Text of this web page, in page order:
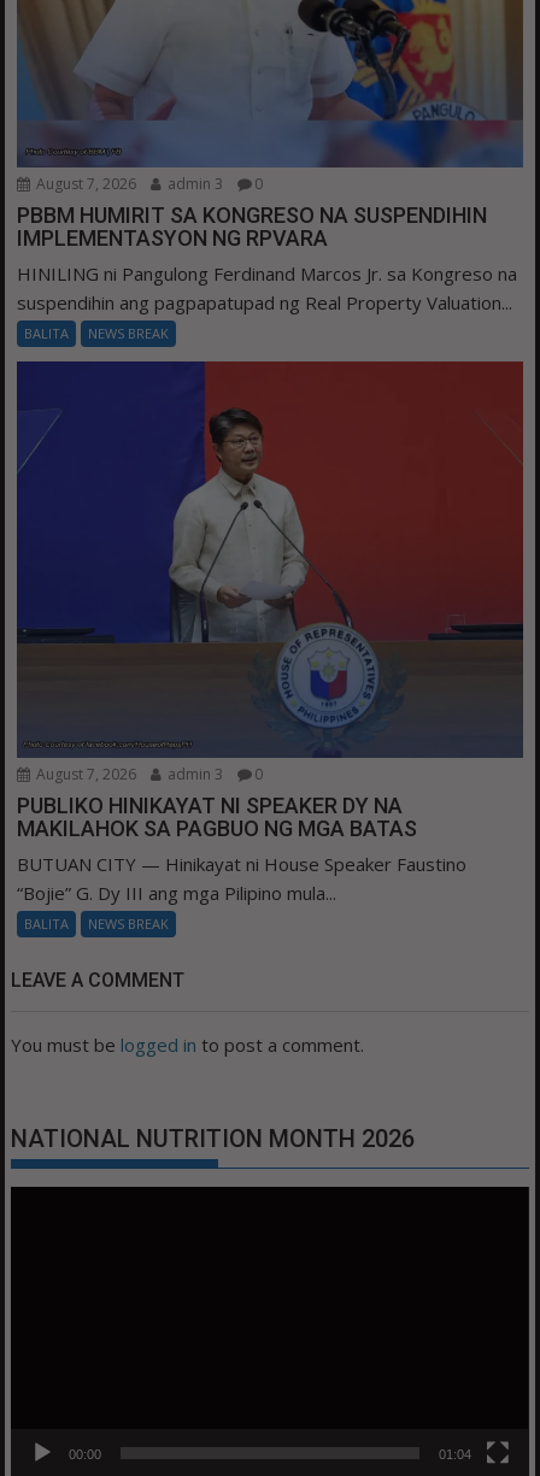
August 7, 2026 admin 3 0
PBBM HUMIRIT SA KONGRESO NA SUSPENDIHIN
IMPLEMENTASYON NG RPVARA
HINILING ni Pangulong Ferdinand Marcos Jr. sa Kongreso na
suspendihin ang pagpapatupad ng Real Property Valuation...
BALITA NEWS BREAK
August 7, 2026 admin 3 0
PUBLIKO HINIKAYAT NI SPEAKER DY NA
MAKILAHOK SA PAGBUO NG MGA BATAS
BUTUAN CITY — Hinikayat ni House Speaker Faustino
“Bojie” G. Dy III ang mga Pilipino mula...
BALITA NEWS BREAK
LEAVE A COMMENT
You must be logged in to post a comment.
NATIONAL NUTRITION MONTH 2026
00:00 01:04